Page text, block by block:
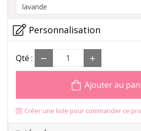
Personnalisation
Qté :
Ajouter au
Créer une liste pour commander ce